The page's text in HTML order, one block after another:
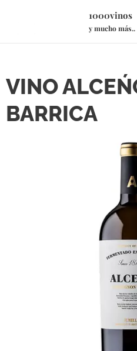
1000vinos
y mucho más..
VINO
BARRICA